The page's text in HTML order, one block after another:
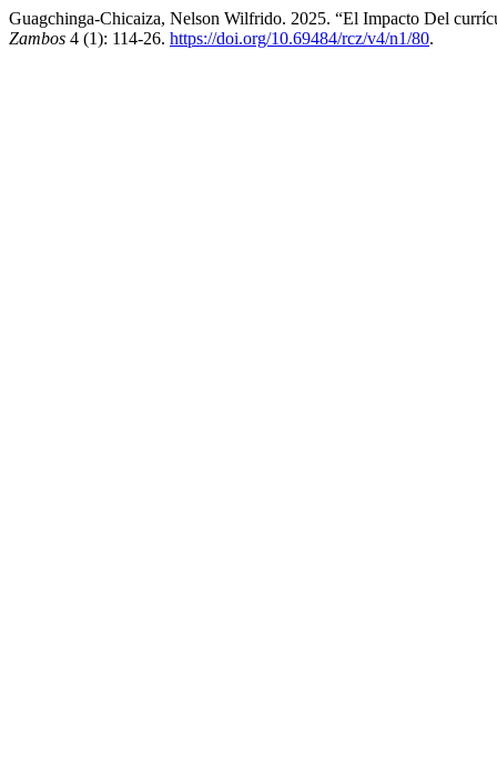
Guagchinga-Chicaiza, Nelson Wilfrido. 2025. “El Impacto Del
Zambos 4 (1): 114-26. https://doi.org/10.69484/rcz/v4/n1/80.